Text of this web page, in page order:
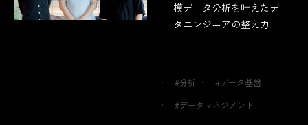
模データ分析を叶えたデー
タエンジニアの整え力
#分析
#データ基盤
#データマネジメント